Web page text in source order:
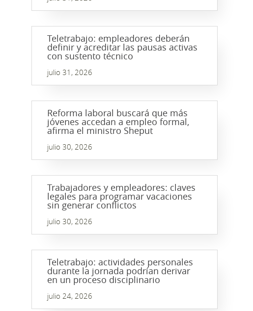
Teletrabajo: empleadores deberán
definir y acreditar las pausas activas
con sustento técnico
julio 31, 2026
Reforma laboral buscará que más
jóvenes accedan a empleo formal,
afirma el ministro Sheput
julio 30, 2026
Trabajadores y empleadores: claves
legales para programar vacaciones
sin generar conflictos
julio 30, 2026
Teletrabajo: actividades personales
durante la jornada podrían derivar
en un proceso disciplinario
julio 24, 2026